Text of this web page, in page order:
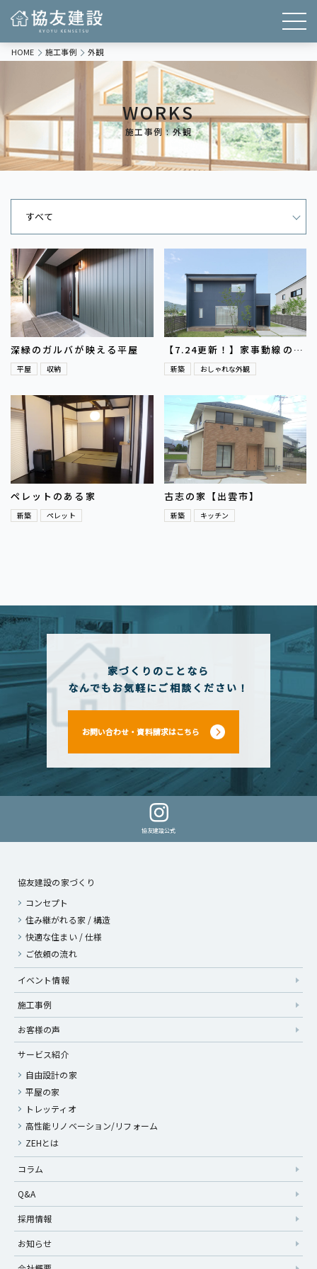
WORKS
施工事例 : 外観
HOME 施工事例 外観
深緑のガルバが映える平屋
平屋 収納
【7.24更新！】家事動線の良
い子育てしやすいお家
新築 おしゃれな外観
ペレットのある家
新築 ペレット
古志の家【出雲市】
新築 キッチン
家づくりのことなら
なんでもお気軽にご相談ください！
お問い合わせ・資料請求はこちら
協友建設公式
協友建設の家づくり
コンセプト
住み継がれる家 / 構造
快適な住まい / 仕様
ご依頼の流れ
イベント情報
施工事例
お客様の声
サービス紹介
自由設計の家
平屋の家
トレッティオ
高性能リノベーション/リフォーム
ZEHとは
コラム
Q&A
採用情報
お知らせ